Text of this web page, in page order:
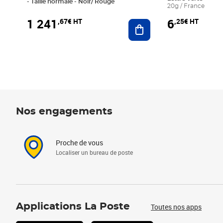
- Taille normale - Noir/ Rouge
1 241 ,67€ HT Ajouter au panier
20g / France
6,25€ HT
Nos engagements
Proche de vous
Localiser un bureau de poste
Applications La Poste Toutes nos apps